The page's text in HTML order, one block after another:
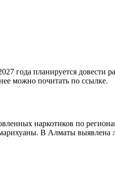
года планируется довести
можно почитать по ссылке.
наркотиков по
В Алматы выявлена